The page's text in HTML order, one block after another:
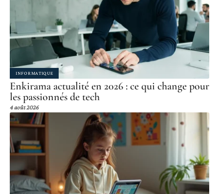
INFORMATIQUE
Enkirama actualité en 2026 : ce qui change pour
les passionnés de tech
4 août 2026